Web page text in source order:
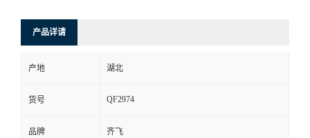
联
产品详请
产地 湖北
货号 QF2974
品牌 齐飞